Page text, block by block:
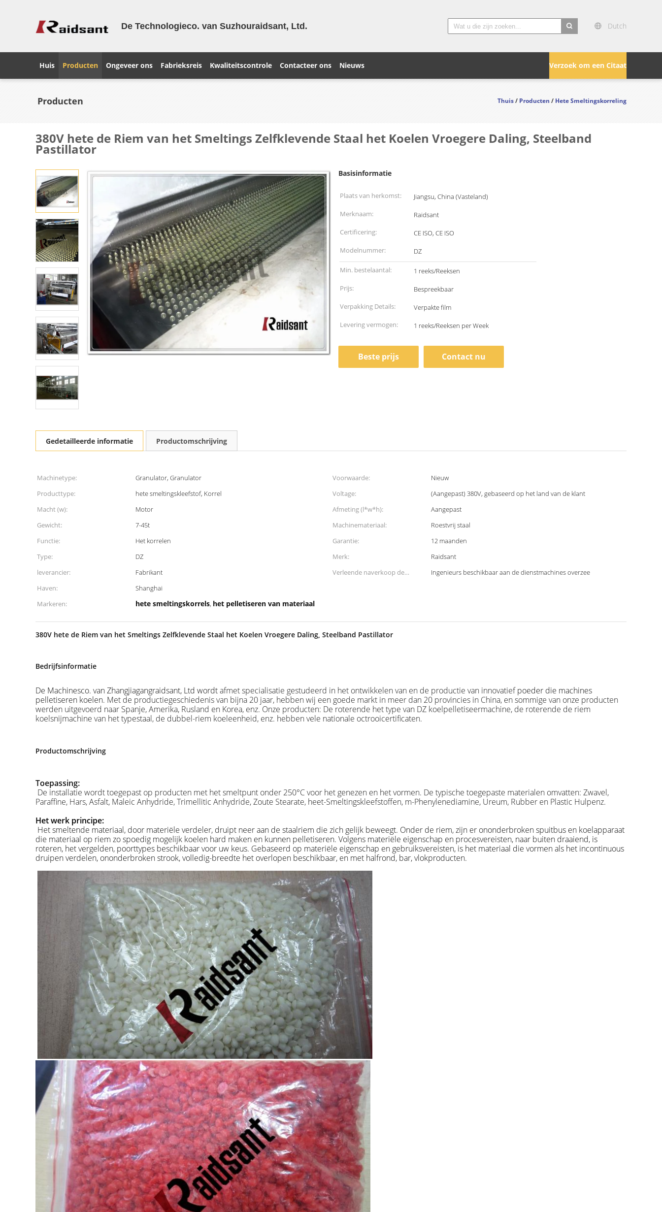
De Technologieco. van Suzhouraidsant, Ltd. Dutch
Verzoek om een Citaat
Huis Producten Ongeveer ons Fabrieksreis Kwaliteitscontrole Contacteer ons Nieuws
Producten Thuis/Producten/Hete Smeltingskorreling
380V hete de Riem van het Smeltings Zelfklevende Staal het Koelen Vroegere Daling, Steelband
Pastillator
Basisinformatie
Plaats van herkomst:
Jiangsu, China (Vasteland)
Merknaam:
Raidsant
Certificering:
CE ISO, CE ISO
Modelnummer:
DZ
Min. bestelaantal:
1 reeks/Reeksen
Prijs:
Bespreekbaar
Verpakking Details:
Verpakte film
Levering vermogen:
1 reeks/Reeksen per Week
Beste prijs Contact nu
Gedetailleerde informatie Productomschrijving
Machinetype: Granulator, Granulator Voorwaarde:
Nieuw
Producttype:
hete smeltingskleefstof, Korrel Voltage:
(Aangepast) 380V, gebaseerd op het land van de klant
Macht (w):
Motor Afmeting (l*w*h):
Aangepast
Gewicht:
7-45t Machinemateriaal:
Roestvrij staal
Functie:
Het korrelen Garantie:
12 maanden
Type:
DZ Merk:
Raidsant
leverancier:
Fabrikant
Verleende naverkoop de
Ingenieurs beschikbaar aan de dienstmachines overzee
Haven:
Shanghai
Markeren:
hete smeltingskorrels, het pelletiseren van materiaal
380V hete de Riem van het Smeltings Zelfklevende Staal het Koelen Vroegere Daling, Steelband Pastillator
Bedrijfsinformatie
De Machinesco. van Zhangjiagangraidsant, Ltd wordtafmet specialisatie gestudeerd in het ontwikkelen van en de productie van innovatief poeder die machines
pelletiseren koelen. Met de productiegeschiedenis van bijna 20 jaar, hebben wij een goede markt in meer dan 20 provincies in China, en sommige van onze producten
werden uitgevoerd naar Spanje, Amerika, Rusland en Korea, enz. Onze producten: De roterende het type van DZ koelpelletiseermachine, de roterende de riem
koelsnijmachine van het typestaal, de dubbel-riem koeleenheid, enz. hebben vele nationale octrooicertificaten.
Productomschrijving
Toepassing:
De installatie wordt toegepast op producten met het smeltpunt onder 250°C voor het genezen en het vormen. De typische toegepaste materialen omvatten: Zwavel,
Paraffine, Hars, Asfalt, Maleic Anhydride, Trimellitic Anhydride, Zoute Stearate, heet-Smeltingskleefstoffen, m-Phenylenediamine, Ureum, Rubber en Plastic Hulpenz.
Het werk principe:
Het smeltende materiaal, door materiële verdeler, druipt neer aan de staalriem die zich gelijk beweegt. Onder de riem, zijn er ononderbroken spuitbus en koelapparaat
die materiaal op riem zo spoedig mogelijk koelen hard maken en kunnen pelletiseren. Volgens materiële eigenschap en procesvereisten, naar buiten draaiend, is
roteren, het vergelden, poorttypes beschikbaar voor uw keus. Gebaseerd op materiële eigenschap en gebruiksvereisten, is het materiaal die vormen als het incontinuous
druipen verdelen, ononderbroken strook, volledig-breedte het overlopen beschikbaar, en met halfrond, bar, vlokproducten.